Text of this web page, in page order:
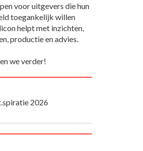
voor uitgevers die hun
toegankelijk willen
helpt met inzichten,
productie en advies.
we verder!
2026